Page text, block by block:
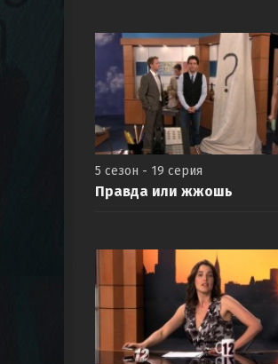
5 сезон - 19 серия
Правда или жжошь